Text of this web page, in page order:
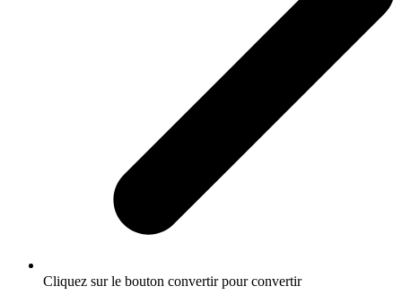
Cliquez sur le bouton convertir pour convertir